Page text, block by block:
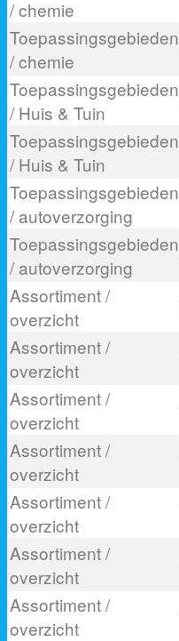
/ chemie
Toepassingsgebieden
/ chemie
Toepassingsgebieden
/ Huis & Tuin
Toepassingsgebieden
/ Huis & Tuin
Toepassingsgebieden
/ autoverzorging
Toepassingsgebieden
/ autoverzorging
Assortiment /
overzicht
Assortiment /
overzicht
Assortiment /
overzicht
Assortiment /
overzicht
Assortiment /
overzicht
Assortiment /
overzicht
Assortiment /
overzicht